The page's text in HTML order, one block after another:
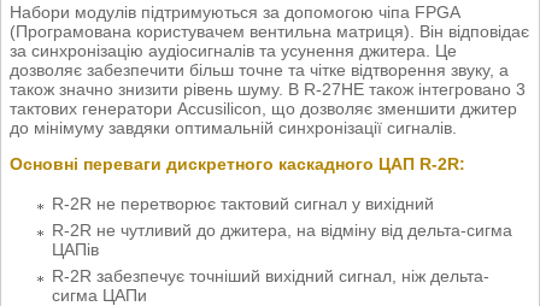
Набори модулів підтримуються за допомогою чіпа FPGA
(Програмована користувачем вентильна матриця). Він відповідає
за синхронізацію аудіосигналів та усунення джитера. Це
дозволяє забезпечити більш точне та чітке відтворення звуку, а
також значно знизити рівень шуму. В R-27HE також інтегровано 3
тактових генератори Accusilicon, що дозволяє зменшити джитер
до мінімуму завдяки оптимальній синхронізації сигналів.
Основні переваги дискретного каскадного ЦАП R-2R:
R-2R не перетворює тактовий сигнал у вихідний
R-2R не чутливий до джитера, на відміну від дельта-сигма
ЦАПів
R-2R забезпечує точніший вихідний сигнал, ніж дельта-
сигма ЦАПи